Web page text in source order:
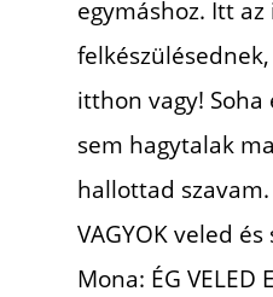
egymáshoz. Itt az
itthon vagy!
sem hagytalak
hallottad
VAGYOK veled
Mona: ÉG VELED